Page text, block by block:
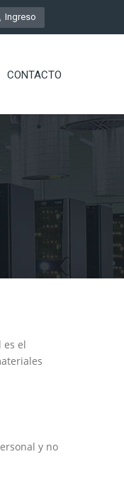
Ingreso
CONTACTO
es el
y no